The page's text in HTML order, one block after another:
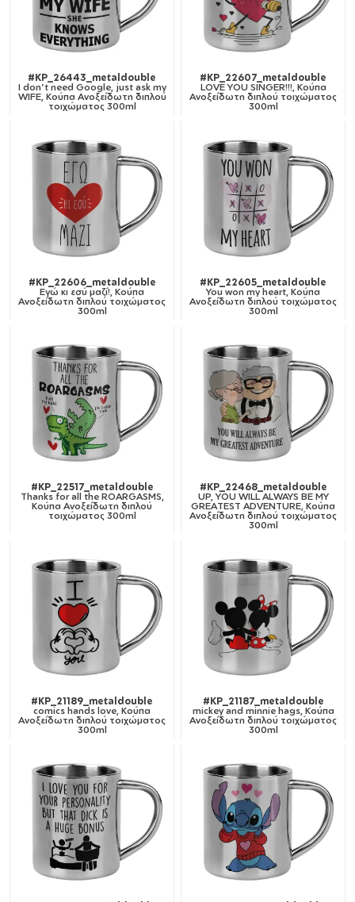
#KP_26443_metaldouble
I don't need Google, just ask my
WIFE, Κούπα Ανοξείδωτη διπλού
τοιχώματος 300ml
#KP_22607_metaldouble
LOVE YOU SINGER!!!, Κούπα
Ανοξείδωτη διπλού τοιχώματος
300ml
#KP_22606_metaldouble
Εγώ κι εσύ μαζί!, Κούπα
Ανοξείδωτη διπλού τοιχώματος
300ml
#KP_22605_metaldouble
You won my heart, Κούπα
Ανοξείδωτη διπλού τοιχώματος
300ml
#KP_22517_metaldouble
Thanks for all the ROARGASMS,
Κούπα Ανοξείδωτη διπλού
τοιχώματος 300ml
#KP_22468_metaldouble
UP, YOU WILL ALWAYS BE MY
GREATEST ADVENTURE, Κούπα
Ανοξείδωτη διπλού τοιχώματος
300ml
#KP_21189_metaldouble
comics hands love, Κούπα
Ανοξείδωτη διπλού τοιχώματος
300ml
#KP_21187_metaldouble
mickey and minnie hags, Κούπα
Ανοξείδωτη διπλού τοιχώματος
300ml